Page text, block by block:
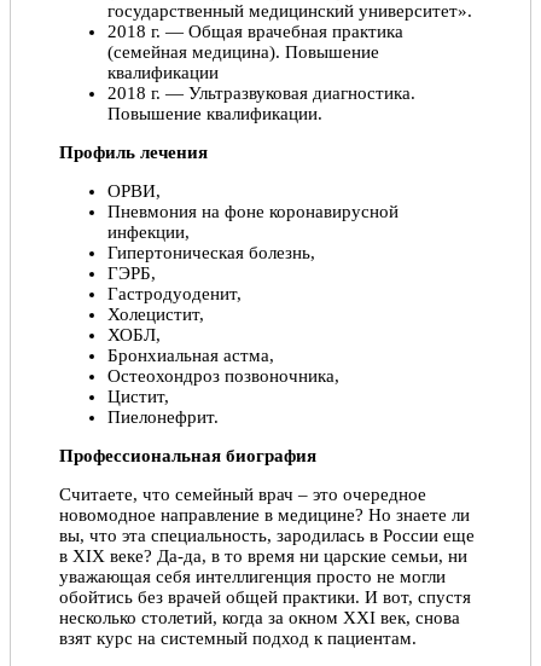
государственный медицинский университет».
2018 г. — Общая врачебная практика
(семейная медицина). Повышение
квалификации
2018 г. — Ультразвуковая диагностика.
Повышение квалификации.
Профиль лечения
ОРВИ,
Пневмония на фоне коронавирусной
инфекции,
Гипертоническая болезнь,
ГЭРБ,
Гастродуоденит,
Холецистит,
ХОБЛ,
Бронхиальная астма,
Остеохондроз позвоночника,
Цистит,
Пиелонефрит.
Профессиональная биография
Считаете, что семейный врач – это очередное
новомодное направление в медицине? Но знаете ли
вы, что эта специальность, зародилась в России еще
в ХIX веке? Да-да, в то время ни царские семьи, ни
уважающая себя интеллигенция просто не могли
обойтись без врачей общей практики. И вот, спустя
несколько столетий, когда за окном XXI век, снова
взят курс на системный подход к пациентам.